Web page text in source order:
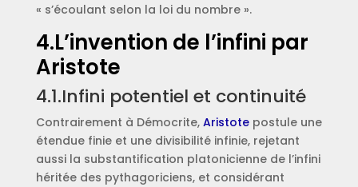
« s’écoulant selon la loi du nombre ».
4.L’invention de l’infini par
Aristote
4.1.Infini potentiel et continuité
Contrairement à Démocrite, Aristotepostule une
étendue finie et une divisibilité infinie, rejetant
aussi la substantification platonicienne de l’infini
héritée des pythagoriciens, et considérant